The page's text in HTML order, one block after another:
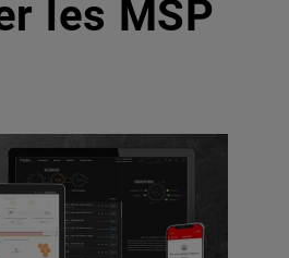
les MSP